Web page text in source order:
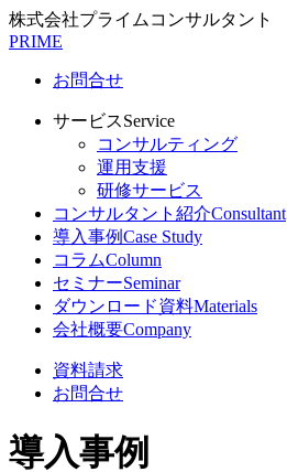
株式会社プライムコンサルタント
PRIME
お問合せ
サービスService
コンサルティング
運用支援
研修サービス
コンサルタント紹介Consultant
導入事例Case Study
コラムColumn
セミナーSeminar
ダウンロード資料Materials
会社概要Company
資料請求
お問合せ
導入事例